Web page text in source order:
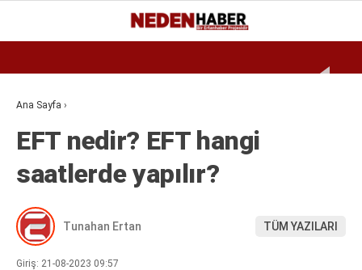
24.9
BURSA
EKONOMI
BIYOGRAFI
SPOR
MAGAZIN
Ana Sayfa ›
EFT nedir? EFT hangi
saatlerde yapılır?
Tunahan Ertan TÜM YAZILARI
Giriş: 21-08-2023 09:57